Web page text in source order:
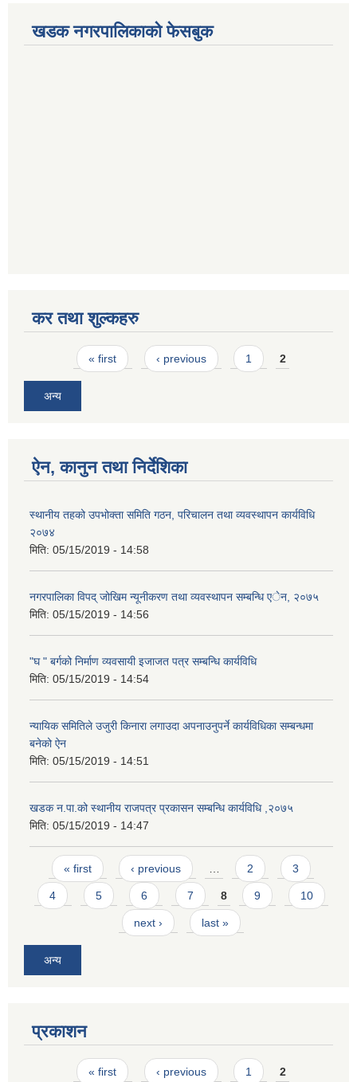
खडक नगरपालिकाको फेसबुक
कर तथा शुल्कहरु
Pages« first ‹ previous 1 2
अन्य
ऐन, कानुन तथा निर्देशिका
स्थानीय तहको उपभोक्ता समिति गठन, परिचालन तथा व्यवस्थापन कार्यविधि
२०७४
मिति: 05/15/2019 - 14:58
नगरपालिका विपद् जोखिम न्यूनीकरण तथा व्यवस्थापन सम्बन्धि एेन, २०७५
मिति: 05/15/2019 - 14:56
"घ " बर्गको निर्माण व्यवसायी इजाजत पत्र सम्बन्धि कार्यविधि
मिति: 05/15/2019 - 14:54
न्यायिक समितिले उजुरी किनारा लगाउदा अपनाउनुपर्ने कार्यविधिका सम्बन्धमा
बनेको ऐन
मिति: 05/15/2019 - 14:51
खडक न.पा.को स्थानीय राजपत्र प्रकासन सम्बन्धि कार्यविधि ,२०७५
मिति: 05/15/2019 - 14:47
Pages
« first ‹ previous … 2 3
4 5 6 7 8 9 10
next › last »
अन्य
प्रकाशन
Pages« first ‹ previous 1 2